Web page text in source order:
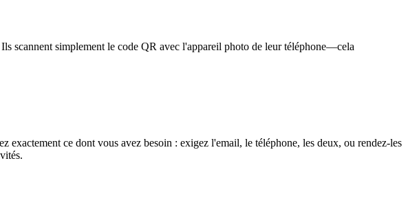
scannent simplement le code QR avec l'appareil photo de leur téléphone—cela
ce dont vous avez besoin : exigez l'email, le téléphone, les deux, ou rendez-les